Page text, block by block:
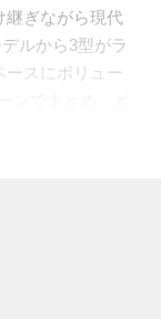
継ぎながら現代
ルから3型がラ
ースにボリュー
メインカラーに